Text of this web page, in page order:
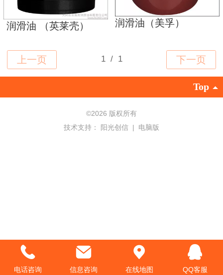
润滑油 （英莱壳） 润滑油（美孚）
Top
©2026 版权所有
技术支持：
阳光创信 | 电脑版
电话咨询 信息咨询 在线地图 QQ客服